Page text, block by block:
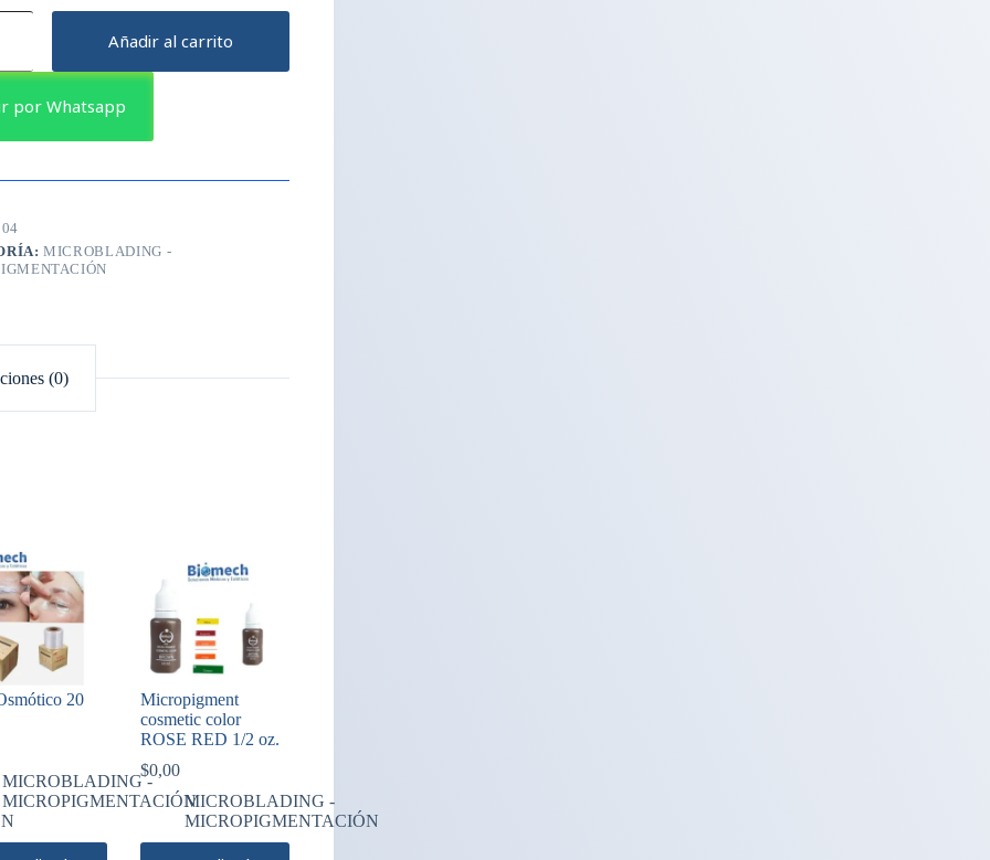
Añadir al carrito
por Whatsapp
MICROBLADING -
(0)
20
MICROBLADING -
MICROPIGMENTACIÓN
Micropigment
cosmetic color
ROSE RED 1/2 oz.
$0,00
MICROBLADING -
MICROPIGMENTACIÓN